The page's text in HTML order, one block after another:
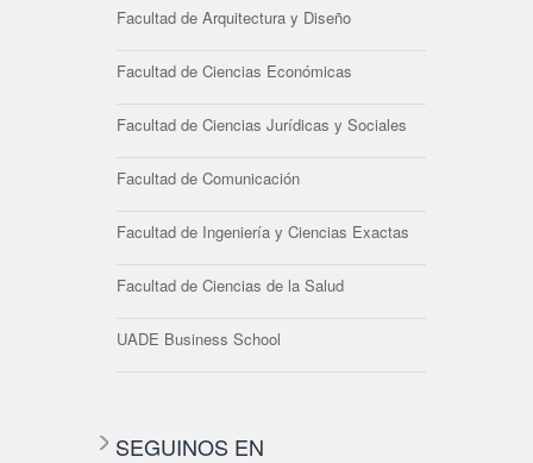
Facultad de Arquitectura y Diseño
Facultad de Ciencias Económicas
Facultad de Ciencias Jurídicas y Sociales
Facultad de Comunicación
Facultad de Ingeniería y Ciencias Exactas
Facultad de Ciencias de la Salud
UADE Business School
SEGUINOS EN